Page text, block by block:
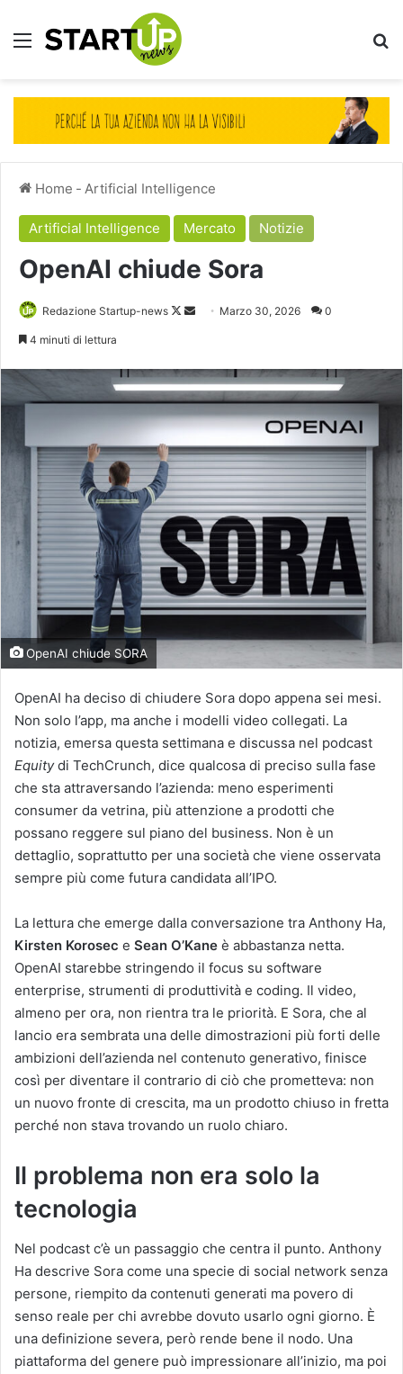
Menu
Home - Artificial Intelligence
Artificial Intelligence Mercato Notizie
OpenAI chiude Sora
Redazione Startup-news
Follow
Invia Marzo 30, 2026 0
4 minuti di lettura
OpenAI chiude SORA
OpenAI ha deciso di chiudere Sora dopo appena sei mesi.
Non solo l’app, ma anche i modelli video collegati. La
notizia, emersa questa settimana e discussa nel podcast
Equitydi TechCrunch, dice qualcosa di preciso sulla fase
che sta attraversando l’azienda: meno esperimenti
consumer da vetrina, più attenzione a prodotti che
possano reggere sul piano del business. Non è un
dettaglio, soprattutto per una società che viene osservata
sempre più come futura candidata all’IPO.
La lettura che emerge dalla conversazione tra Anthony Ha,
Kirsten Korosec e Sean O’Kane è abbastanza netta.
OpenAI starebbe stringendo il focus su software
enterprise, strumenti di produttività e coding. Il video,
almeno per ora, non rientra tra le priorità. E Sora, che al
lancio era sembrata una delle dimostrazioni più forti delle
ambizioni dell’azienda nel contenuto generativo, finisce
così per diventare il contrario di ciò che prometteva: non
un nuovo fronte di crescita, ma un prodotto chiuso in fretta
perché non stava trovando un ruolo chiaro.
Il problema non era solo la
tecnologia
Nel podcast c’è un passaggio che centra il punto. Anthony
Ha descrive Sora come una specie di social network senza
persone, riempito da contenuti generati ma povero di
senso reale per chi avrebbe dovuto usarlo ogni giorno. È
una definizione severa, però rende bene il nodo. Una
piattaforma del genere può impressionare all’inizio, ma poi